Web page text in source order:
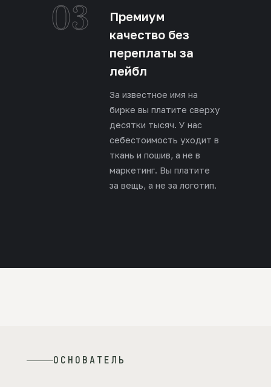
03
Премиум
качество без
переплаты за
лейбл
За известное имя на
бирке вы платите сверху
десятки тысяч. У нас
себестоимость уходит в
ткань и пошив, а не в
маркетинг. Вы платите
за вещь, а не за логотип.
ОСНОВАТЕЛЬ